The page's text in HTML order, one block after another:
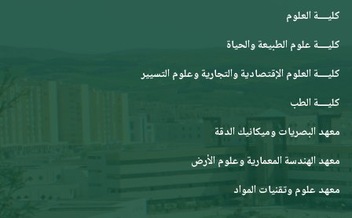
كليــــة العلوم
كليــــة علوم الطبيعة والحياة
كليــــة العلوم الإقتصادية والتجارية وعلوم التسيير
كليــــة الطب
معهد البصريات وميكانيك الدقة
معهد الهندسة المعمارية وعلوم الأرض
معهد علوم وتقنيات المواد